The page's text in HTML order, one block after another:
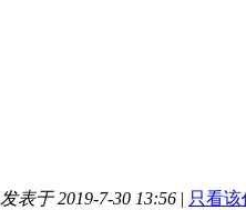
发表于 2019-7-30 13:56 | 只看该